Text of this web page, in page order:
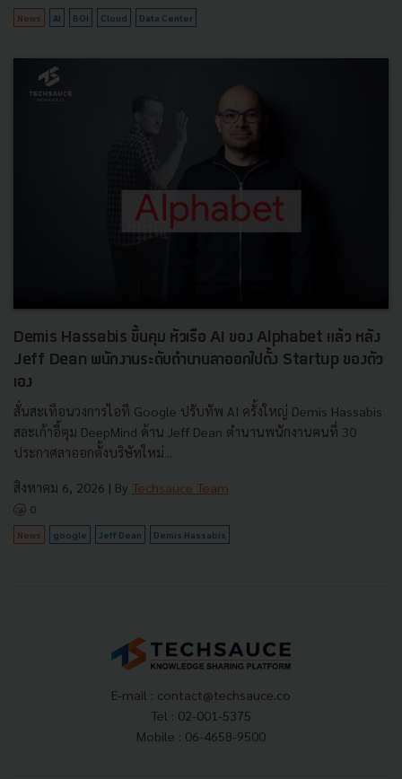
News AI BOI Cloud Data Center
Demis Hassabis ขึ้นคุม หัวเรือ AI ของ Alphabet แล้ว หลัง
Jeff Dean พนักงานระดับตำนานลาออกไปตั้ง Startup ของตัว
เอง
สั่นสะเทือนวงการไอที Google ปรับทัพ AI ครั้งใหญ่ Demis Hassabis
สละเก้าอี้คุม DeepMind ด้าน Jeff Dean ตำนานพนักงานคนที่ 30
ประกาศลาออกตั้งบริษัทใหม่...
สิงหาคม 6, 2026 | By Techsauce Team
0
News google Jeff Dean Demis Hassabis
E-mail : contact@techsauce.co
Tel : 02-001-5375
Mobile : 06-4658-9500